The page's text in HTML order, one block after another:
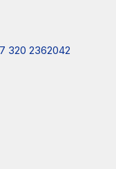
320 2362042